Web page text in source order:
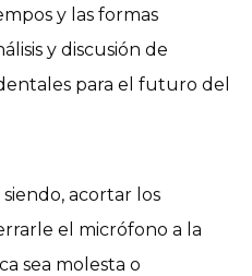
y las formas
y discusión de
para el futuro del
acortar los
el micrófono a la
sea molesta o